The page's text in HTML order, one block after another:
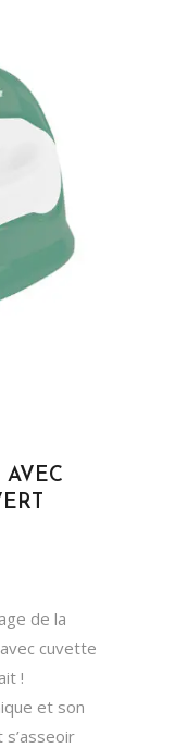
AVEC
de la
cuvette
!
et son